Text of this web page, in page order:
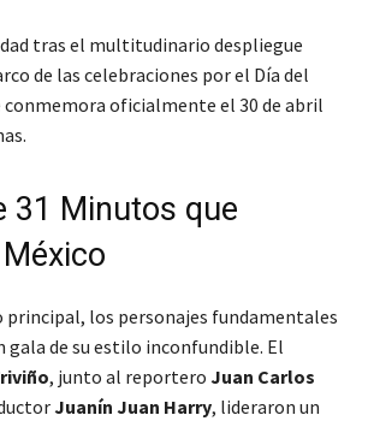
tras el multitudinario despliegue
de las celebraciones por el Día del
conmemora oficialmente el 30 de abril
31 Minutos que
principal, los personajes fundamentales
gala de su estilo inconfundible. El
, junto al reportero Juan Carlos
Juanín Juan Harry, lideraron un